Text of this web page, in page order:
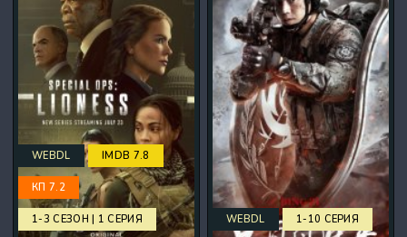
WEBDL IMDB 7.8
КП 7.2
1-3 СЕЗОН | 1 СЕРИЯ WEBDL 1-10 СЕРИЯ